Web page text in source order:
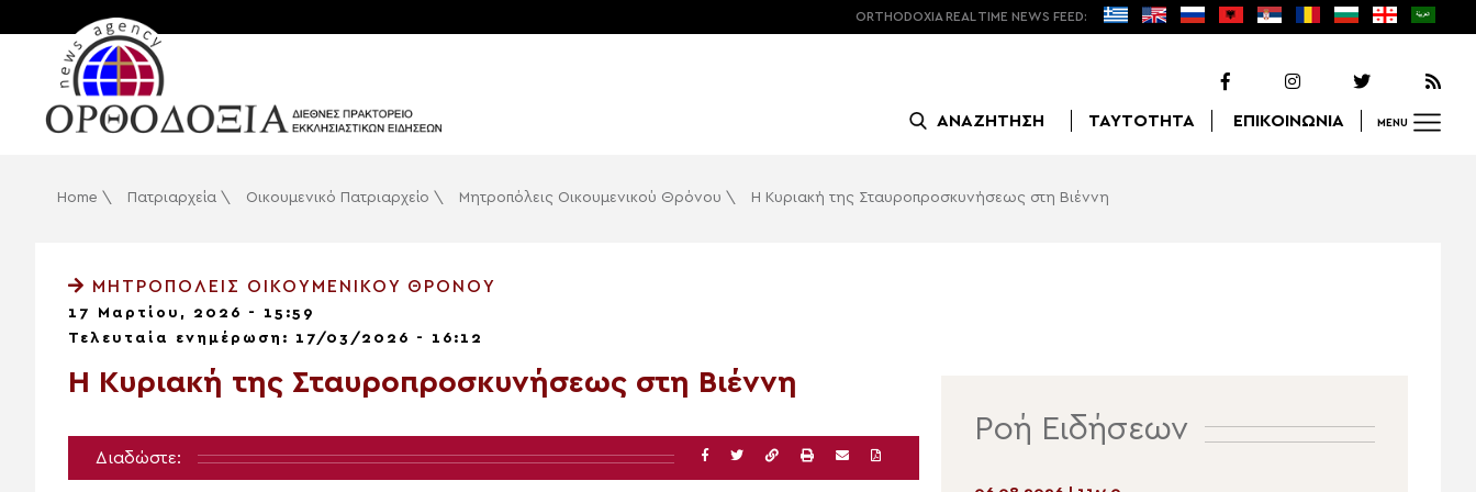
ORTHODOXIA REAL TIME NEWS FEED:
ΑΝΑΖΗΤΗΣΗ ΤΑΥΤΟΤΗΤΑ ΕΠΙΚΟΙΝΩΝΙΑ MENU
Home \ Πατριαρχεία \ Οικουμενικό Πατριαρχείο \ Μητροπόλεις Οικουμενικού Θρόνου \ Η Κυριακή της Σταυροπροσκυνήσεως στη Βιέννη
ΜΗΤΡΟΠΌΛΕΙΣ ΟΙΚΟΥΜΕΝΙΚΟΎ ΘΡΌΝΟΥ
17 Μαρτίου, 2026 - 15:59
Τελευταία ενημέρωση: 17/03/2026 - 16:12
Η Κυριακή της Σταυροπροσκυνήσεως στη Βιέννη
Διαδώστε:
Ροή Ειδήσεων